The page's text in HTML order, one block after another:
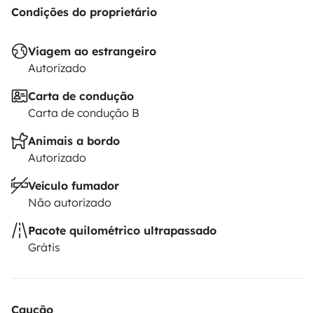
Condições do proprietário
Viagem ao estrangeiro
Autorizado
Carta de condução
Carta de condução B
Animais a bordo
Autorizado
Veículo fumador
Não autorizado
Pacote quilométrico ultrapassado
Grátis
Caução